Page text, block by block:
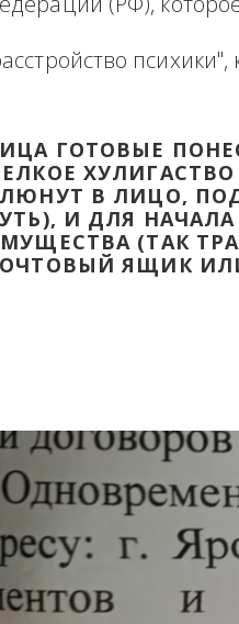
Ниже будет
ВЫВЕСТИ НА ЧИСТУЮ
Федерации (РФ),
ЛИЦА ГОТОВЫЕ
МЕЛКОЕ
ПЛЮНУТ В ЛИЦО,
ПУТЬ), И ДЛЯ
ИМУЩЕСТВА (ТАК
ПОЧТОВЫЙ ЯЩИК